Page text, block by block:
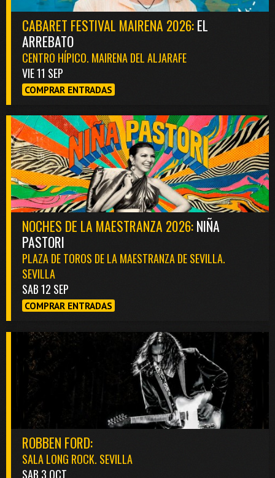
CABARET FESTIVAL MAIRENA 2026:EL
ARREBATO
CENTRO HÍPICO. MAIRENA DEL ALJARAFE
VIE 11 SEP
COMPRAR ENTRADAS
NOCHES DE LA MAESTRANZA 2026:NIÑA
PASTORI
PLAZA DE TOROS DE LA MAESTRANZA DE SEVILLA.
SEVILLA
SAB 12 SEP
COMPRAR ENTRADAS
ROBBEN FORD:
SALA LONG ROCK. SEVILLA
SAB 3 OCT